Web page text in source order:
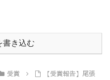
書き込む
受賞
【受賞報告】尾張